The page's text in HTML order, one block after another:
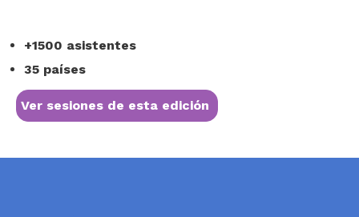
+1500 asistentes
35 países
Ver sesiones de esta edición